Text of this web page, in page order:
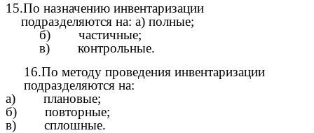
15.По назначению инвентаризации
подразделяются на: а) полные;
б) частичные;
в) контрольные.
16.По методу проведения инвентаризации
подразделяются на:
а) плановые;
б) повторные;
в) сплошные.